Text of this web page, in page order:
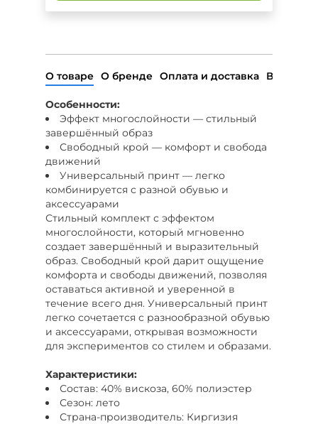
О товаре О бренде Оплата и доставка Возврат
Особенности:
Эффект многослойности — стильный
завершённый образ
Свободный крой — комфорт и свобода
движений
Универсальный принт — легко
комбинируется с разной обувью и
аксессуарами
Стильный комплект с эффектом
многослойности, который мгновенно
создает завершённый и выразительный
образ. Свободный крой дарит ощущение
комфорта и свободы движений, позволяя
оставаться активной и уверенной в
течение всего дня. Универсальный принт
легко сочетается с разнообразной обувью
и аксессуарами, открывая возможности
для экспериментов со стилем и образами.
Характеристики:
Состав: 40% вискоза, 60% полиэстер
Сезон: лето
Страна-производитель: Киргизия